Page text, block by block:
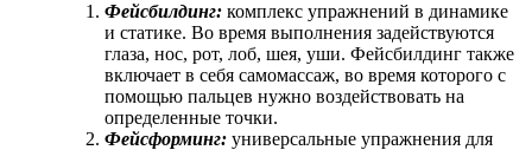
Фейсбилдинг: комплекс упражнений в динамике
и статике. Во время выполнения задействуются
глаза, нос, рот, лоб, шея, уши. Фейсбилдинг также
включает в себя самомассаж, во время которого с
помощью пальцев нужно воздействовать на
определенные точки.
Фейсформинг: универсальные упражнения для